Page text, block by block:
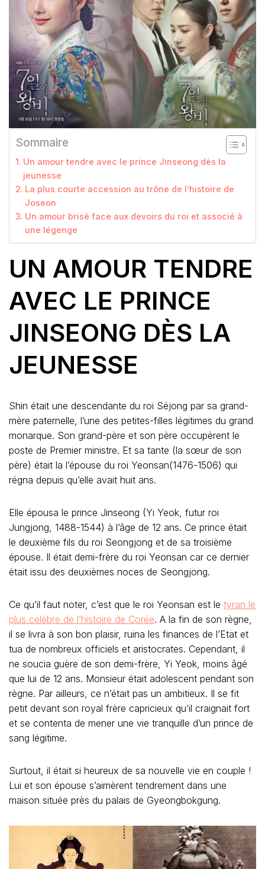
Sommaire
Un amour tendre avec le prince Jinseong dès la
jeunesse
La plus courte accession au trône de l’histoire de
Joseon
Un amour brisé face aux devoirs du roi et associé à
une légenge
UN AMOUR TENDRE
AVEC LE PRINCE
JINSEONG DÈS LA
JEUNESSE
Shin était une descendante du roi Séjong par sa grand-
mère paternelle, l’une des petites-filles légitimes du grand
monarque. Son grand-père et son père occupèrent le
poste de Premier ministre. Et sa tante (la sœur de son
père) était la l’épouse du roi Yeonsan(1476-1506) qui
régna depuis qu’elle avait huit ans.
Elle épousa le prince Jinseong (Yi Yeok, futur roi
Jungjong, 1488-1544) à l’âge de 12 ans. Ce prince était
le deuxième fils du roi Seongjong et de sa troisième
épouse. Il était demi-frère du roi Yeonsan car ce dernier
était issu des deuxièmes noces de Seongjong.
Ce qu’il faut noter, c’est que le roi Yeonsan est le tyran le
plus célèbre de l’histoire de Corée. A la fin de son règne,
il se livra à son bon plaisir, ruina les finances de l’Etat et
tua de nombreux officiels et aristocrates. Cependant, il
ne soucia guère de son demi-frère, Yi Yeok, moins âgé
que lui de 12 ans. Monsieur était adolescent pendant son
règne. Par ailleurs, ce n’était pas un ambitieux. Il se fit
petit devant son royal frère capricieux qu’il craignait fort
et se contenta de mener une vie tranquille d’un prince de
sang légitime.
Surtout, il était si heureux de sa nouvelle vie en couple !
Lui et son épouse s’aimèrent tendrement dans une
maison située près du palais de Gyeongbokgung.